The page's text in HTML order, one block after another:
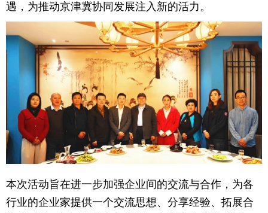
育
健
康
生
儿
旅
戏
快
遇，为推动京津冀协同发展注入新的活力。
本次活动旨在进一步加强企业间的交流与合作，为各
行业的企业家提供一个交流思想、分享经验、拓展合